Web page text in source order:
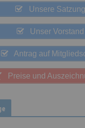
Unsere Satzung
Unser Vorstand
Antrag auf
Preise und